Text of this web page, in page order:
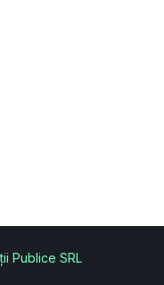
Publice SRL